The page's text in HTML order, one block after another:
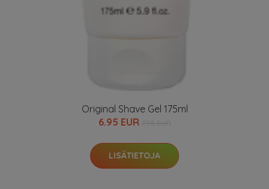
Original Shave Gel 175ml
6.95 EUR
LISÄTIETOJA